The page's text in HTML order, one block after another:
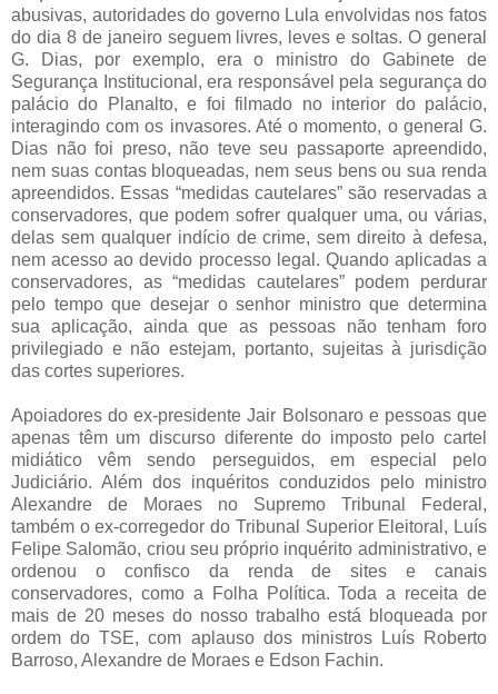
abusivas, autoridades do governo Lula envolvidas nos fatos
do dia 8 de janeiro seguem livres, leves e soltas. O general
G. Dias, por exemplo, era o ministro do Gabinete de
Segurança Institucional, era responsável pela segurança do
palácio do Planalto, e foi filmado no interior do palácio,
interagindo com os invasores. Até o momento, o general G.
Dias não foi preso, não teve seu passaporte apreendido,
nem suas contas bloqueadas, nem seus bens ou sua renda
apreendidos. Essas “medidas cautelares” são reservadas a
conservadores, que podem sofrer qualquer uma, ou várias,
delas sem qualquer indício de crime, sem direito à defesa,
nem acesso ao devido processo legal. Quando aplicadas a
conservadores, as “medidas cautelares” podem perdurar
pelo tempo que desejar o senhor ministro que determina
sua aplicação, ainda que as pessoas não tenham foro
privilegiado e não estejam, portanto, sujeitas à jurisdição
das cortes superiores.
Apoiadores do ex-presidente Jair Bolsonaro e pessoas que
apenas têm um discurso diferente do imposto pelo cartel
midiático vêm sendo perseguidos, em especial pelo
Judiciário. Além dos inquéritos conduzidos pelo ministro
Alexandre de Moraes no Supremo Tribunal Federal,
também o ex-corregedor do Tribunal Superior Eleitoral, Luís
Felipe Salomão, criou seu próprio inquérito administrativo, e
ordenou o confisco da renda de sites e canais
conservadores, como a Folha Política. Toda a receita de
mais de 20 meses do nosso trabalho está bloqueada por
ordem do TSE, com aplauso dos ministros Luís Roberto
Barroso, Alexandre de Moraes e Edson Fachin.